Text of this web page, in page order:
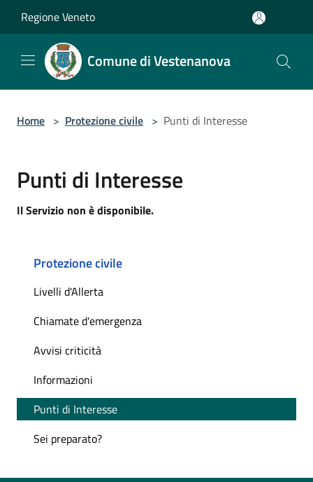
Regione Veneto
Comune di Vestenanova
Home > Protezione civile > Punti di Interesse
Punti di Interesse
Il Servizio non è disponibile.
Protezione civile
Livelli d'Allerta
Chiamate d'emergenza
Avvisi criticità
Informazioni
Punti di Interesse
Sei preparato?